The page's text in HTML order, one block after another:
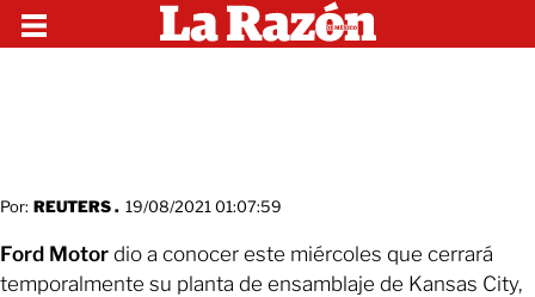
Por: REUTERS . 19/08/2021 01:07:59
Ford Motor dio a conocer este miércoles que cerrará
temporalmente su planta de ensamblaje de Kansas City,